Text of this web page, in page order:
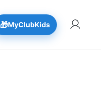
🎁MyClubKids